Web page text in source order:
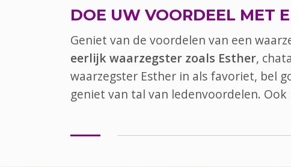
DOE UW VOORDEEL MET
Geniet van de voordelen van een
eerlijk waarzegster zoals Esther,
waarzegster Esther in als favoriet, bel
geniet van tal van ledenvoordelen. Ook